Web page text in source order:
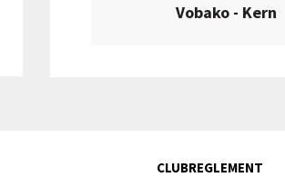
Vobako - Kern
CLUBREGLEMENT